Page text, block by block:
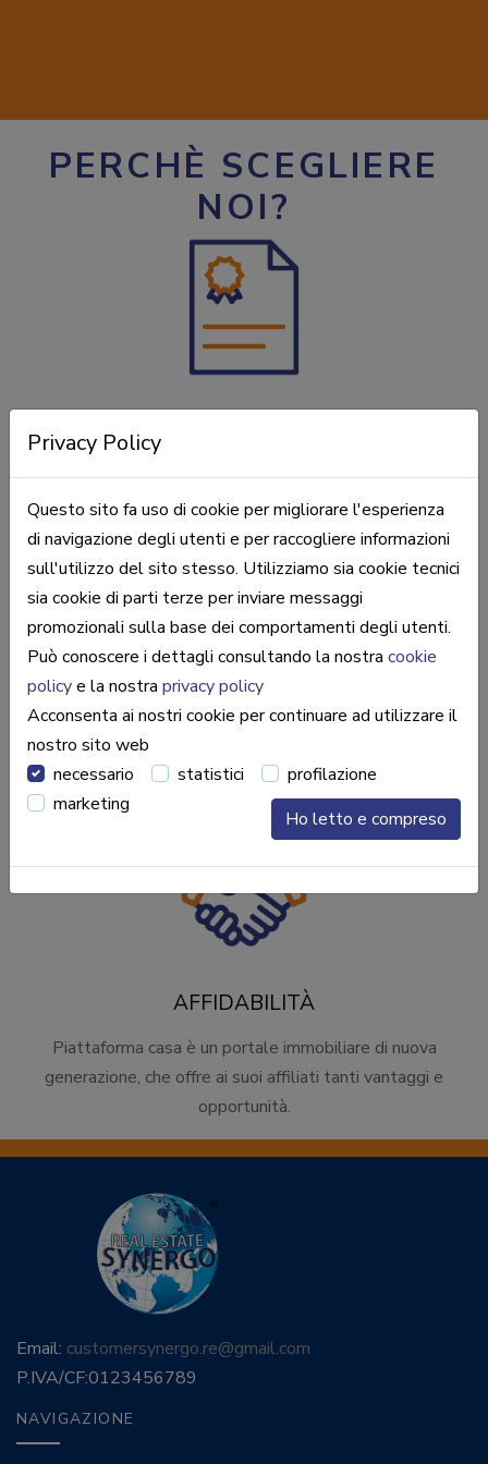
PERCHÈ SCEGLIERE
NOI?
PROFESSIONALITÀ
Vuoi vendere un tuo immobile e non sai quanto valutarlo?
Affidati all'esperienza e alla professionalità delle nostre
agenzie!
AFFIDABILITÀ
Piattaforma casa è un portale immobiliare di nuova
generazione, che offre ai suoi affiliati tanti vantaggi e
opportunità.
Email: customersynergo.re@gmail.com
P.IVA/CF:0123456789
NAVIGAZIONE
Privacy Policy
Questo sito fa uso di cookie per migliorare l'esperienza
di navigazione degli utenti e per raccogliere informazioni
sull'utilizzo del sito stesso. Utilizziamo sia cookie tecnici
sia cookie di parti terze per inviare messaggi
promozionali sulla base dei comportamenti degli utenti.
Può conoscere i dettagli consultando la nostra cookie
policye la nostra privacy policy
Acconsenta ai nostri cookie per continuare ad utilizzare il
nostro sito web
necessario
statistici
profilazione
marketing
Ho letto e compreso